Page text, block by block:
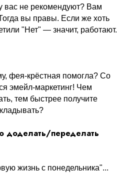
вас не рекомендуют? Вам
вы правы. Если же хоть
"Нет" — значит, работают.
фея-крёстная помогла? Со
эмейл-маркетинг! Чем
тем быстрее получите
доделать/переделать
жизнь с понедельника"...